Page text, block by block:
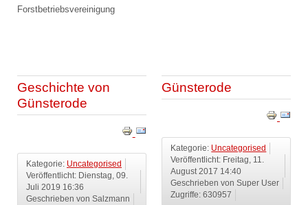
Forstbetriebsvereinigung
Geschichte von
Günsterode
Kategorie: Uncategorised
Veröffentlicht: Dienstag, 09.
Juli 2019 16:36
Geschrieben von Salzmann
Günsterode
Kategorie: Uncategorised
Veröffentlicht: Freitag, 11.
August 2017 14:40
Geschrieben von Super User
Zugriffe: 630957